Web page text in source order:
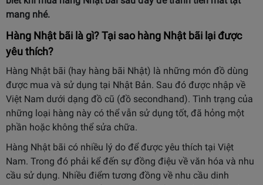
mang nhé.
Hàng Nhật bãi là gì? Tại sao hàng Nhật bãi lại được
yêu thích?
Hàng Nhật bãi (hay hàng bãi Nhật) là những món đồ dùng
được mua và sử dụng tại Nhật Bản. Sau đó được nhập về
Việt Nam dưới dạng đồ cũ (đồ secondhand). Tình trạng của
những loại hàng này có thể vẫn sử dụng tốt, đã hỏng một
phần hoặc không thể sửa chữa.
Hàng Nhật bãi có nhiều lý do để được yêu thích tại Việt
Nam. Trong đó phải kể đến sự đồng điệu về văn hóa và nhu
cầu sử dụng. Nhiều điểm tương đồng về nhu cầu dinh